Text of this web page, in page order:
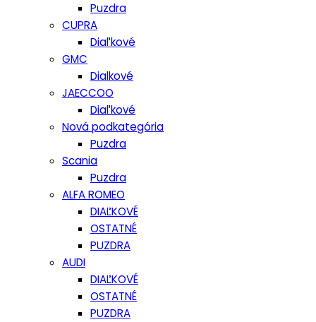
Puzdra
CUPRA
Diaľkové
GMC
Dialkové
JAECCOO
Diaľkové
Nová podkategória
Puzdra
Scania
Puzdra
ALFA ROMEO
DIAĽKOVÉ
OSTATNÉ
PUZDRA
AUDI
DIAĽKOVÉ
OSTATNÉ
PUZDRA